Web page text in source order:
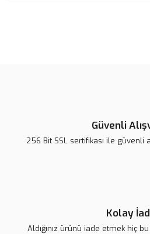
139,00 TL 139,00
Güvenli
256 Bit SSL sertifikası ile güvenli
Kolay
Aldığınız ürünü iade etmek hiç